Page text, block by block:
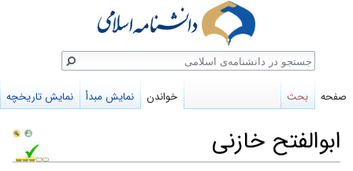
ابوالفتح خازنی
صفحه بحث خواندن نمایش مبدأ نمایش تاریخچه
جستجو